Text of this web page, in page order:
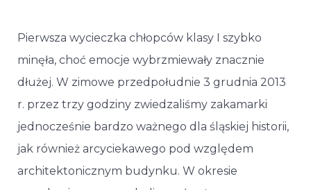
Pierwsza wycieczka chłopców klasy I szybko
minęła, choć emocje wybrzmiewały znacznie
dłużej. W zimowe przedpołudnie 3 grudnia 2013
r. przez trzy godziny zwiedzaliśmy zakamarki
jednocześnie bardzo ważnego dla śląskiej historii,
jak również arcyciekawego pod względem
architektonicznym budynku. W okresie